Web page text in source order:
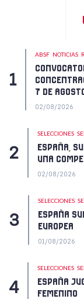
ABSF NOTICIAS
7 DE
02/08/2026
SELECCIONES
ESPAÑA,
UNA
02/08/2026
SELECCIONES
ESPAÑA
EUROPEA
01/08/2026
SELECCIONES
ESPAÑA
FEMENINO